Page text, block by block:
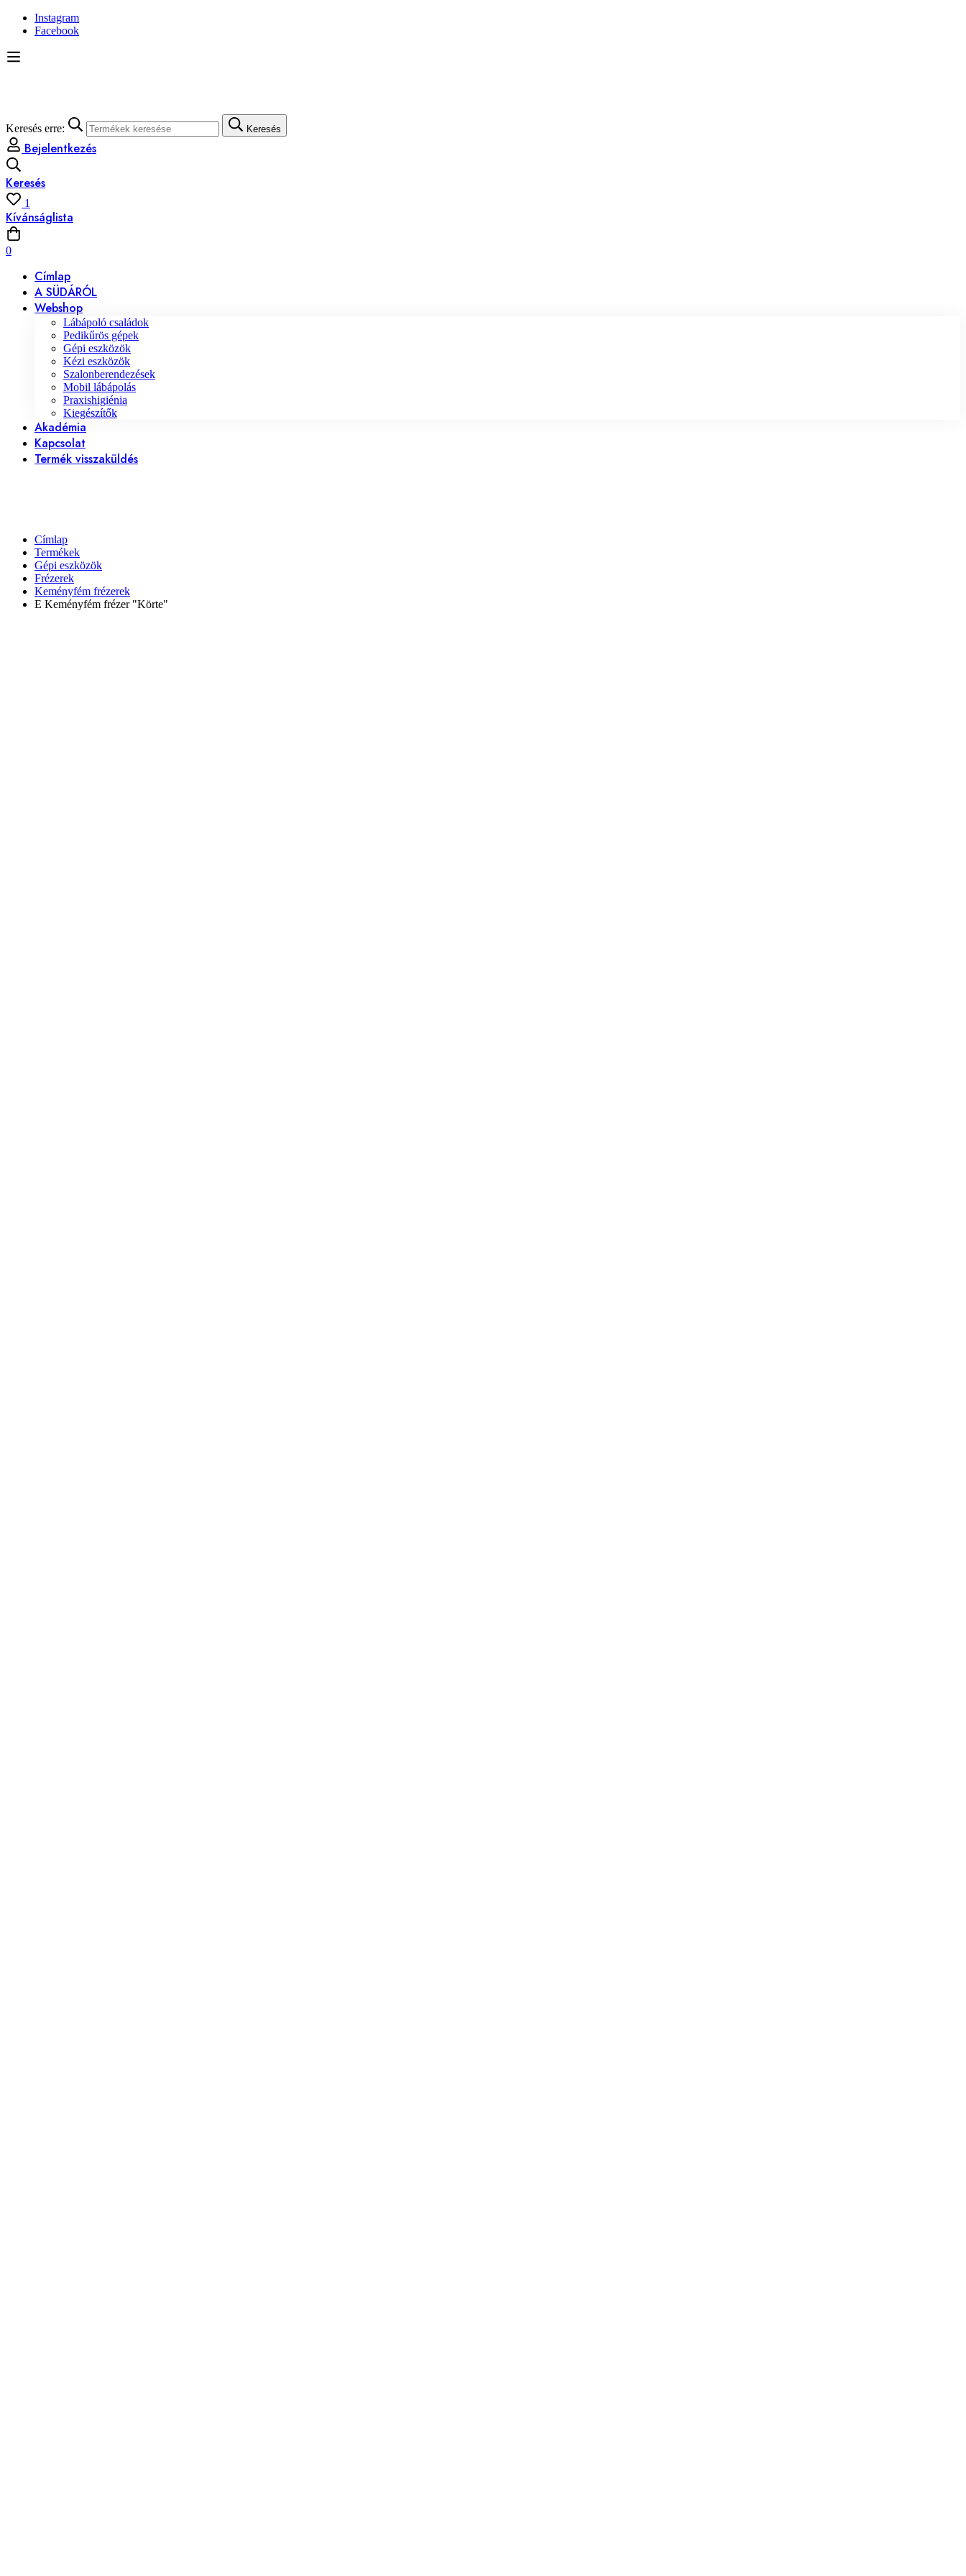
Instagram
Facebook
Keresés erre: Keresés
Bejelentkezés
Keresés
1
Kívánságlista
0
Címlap
A SÜDÁRÓL
Webshop
Lábápoló családok
Pedikűrös gépek
Gépi eszközök
Kézi eszközök
Szalonberendezések
Mobil lábápolás
Praxishigiénia
Kiegészítők
Akadémia
Kapcsolat
Termék visszaküldés
Címlap
Termékek
Gépi eszközök
Frézerek
Keményfém frézerek
E Keményfém frézer "Körte"